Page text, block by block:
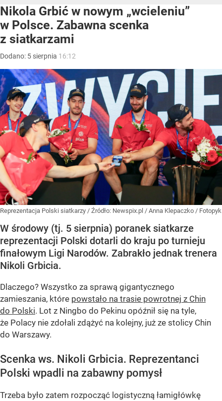
Nikola Grbić w nowym „wcieleniu”
w Polsce. Zabawna scenka
z siatkarzami
Dodano: 5 sierpnia 16:12
Reprezentacja Polski siatkarzy / Źródło: Newspix.pl / Anna Klepaczko / Fotopyk
W środowy (tj. 5 sierpnia) poranek siatkarze
reprezentacji Polski dotarli do kraju po turnieju
finałowym Ligi Narodów. Zabrakło jednak trenera
Nikoli Grbicia.
Dlaczego? Wszystko za sprawą gigantycznego
zamieszania, które powstało na trasie powrotnej z Chin
do Polski. Lot z Ningbo do Pekinu opóźnił się na tyle,
że Polacy nie zdołali zdążyć na kolejny, już ze stolicy Chin
do Warszawy.
Scenka ws. Nikoli Grbicia. Reprezentanci
Polski wpadli na zabawny pomysł
Trzeba było zatem rozpocząć logistyczną łamigłówkę